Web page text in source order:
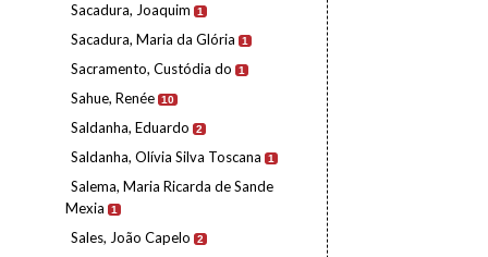
Sacadura, Joaquim 1
Sacadura, Maria da Glória 1
Sacramento, Custódia do 1
Sahue, Renée 10
Saldanha, Eduardo 2
Saldanha, Olívia Silva Toscana 1
Salema, Maria Ricarda de Sande
Mexia
1
Sales, João Capelo 2